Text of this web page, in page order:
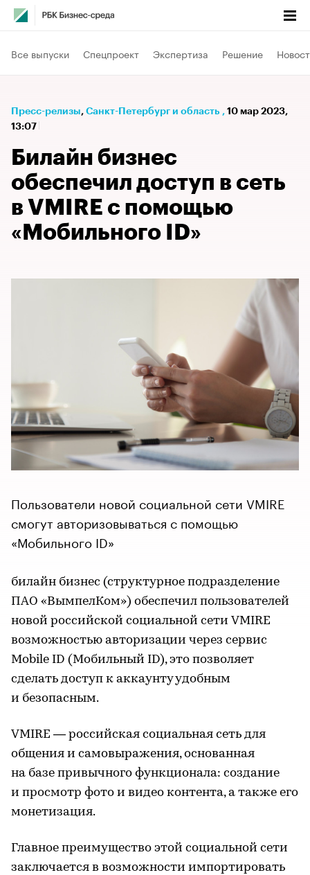
Все выпуски Спецпроект Экспертиза Решение
Пресс-релизы⁠, Санкт-Петербург и область , 10 мар 2023,
13:07
Билайн бизнес
обеспечил доступ в сеть
в VMIRE с помощью
«Мобильного ID»
Пользователи новой социальной сети VMIRE
смогут авторизовываться с помощью
«Мобильного ID»
билайн бизнес (структурное подразделение
ПАО «ВымпелКом») обеспечил пользователей
новой российской социальной сети VMIRE
возможностью авторизации через сервис
Mobile ID (Мобильный ID), это позволяет
сделать доступ к аккаунту удобным
и безопасным.
VMIRE — российская социальная сеть для
общения и самовыражения, основанная
на базе привычного функционала: создание
и просмотр фото и видео контента, а также его
монетизация.
Главное преимущество этой социальной сети
заключается в возможности импортировать